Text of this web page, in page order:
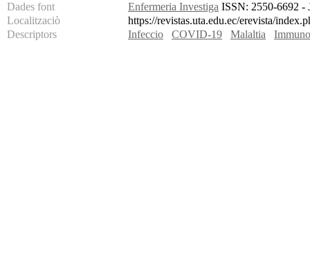
Dades font
Enfermeria Investiga ISSN: 2550-6692 -
Localitzaciò
https://revistas.uta.edu.ec/erevista/
Descriptors
Infeccio COVID-19 Malaltia